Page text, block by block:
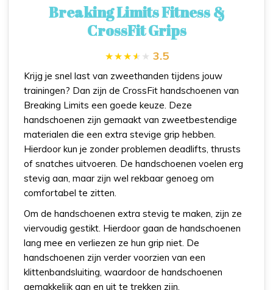
Breaking Limits Fitness &
CrossFit Grips
3.5
Krijg je snel last van zweethanden tijdens jouw
trainingen? Dan zijn de CrossFit handschoenen van
Breaking Limits een goede keuze. Deze
handschoenen zijn gemaakt van zweetbestendige
materialen die een extra stevige grip hebben.
Hierdoor kun je zonder problemen deadlifts, thrusts
of snatches uitvoeren. De handschoenen voelen erg
stevig aan, maar zijn wel rekbaar genoeg om
comfortabel te zitten.
Om de handschoenen extra stevig te maken, zijn ze
viervoudig gestikt. Hierdoor gaan de handschoenen
lang mee en verliezen ze hun grip niet. De
handschoenen zijn verder voorzien van een
klittenbandsluiting, waardoor de handschoenen
gemakkelijk aan en uit te trekken zijn.